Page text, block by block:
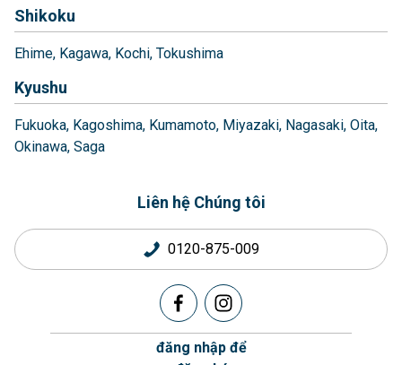
Shikoku
Ehime Kagawa Kochi Tokushima
Kyushu
Fukuoka Kagoshima Kumamoto Miyazaki Nagasaki Oita
Okinawa Saga
Liên hệ Chúng tôi
0120-875-009
đăng nhập để